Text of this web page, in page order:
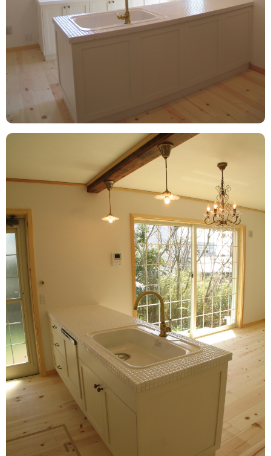
携帯電話 ・PHS・一部のIP電話からは：046-889-0720
月曜日から金曜日(祝祭日を除く) 10時～12時/13時～17時